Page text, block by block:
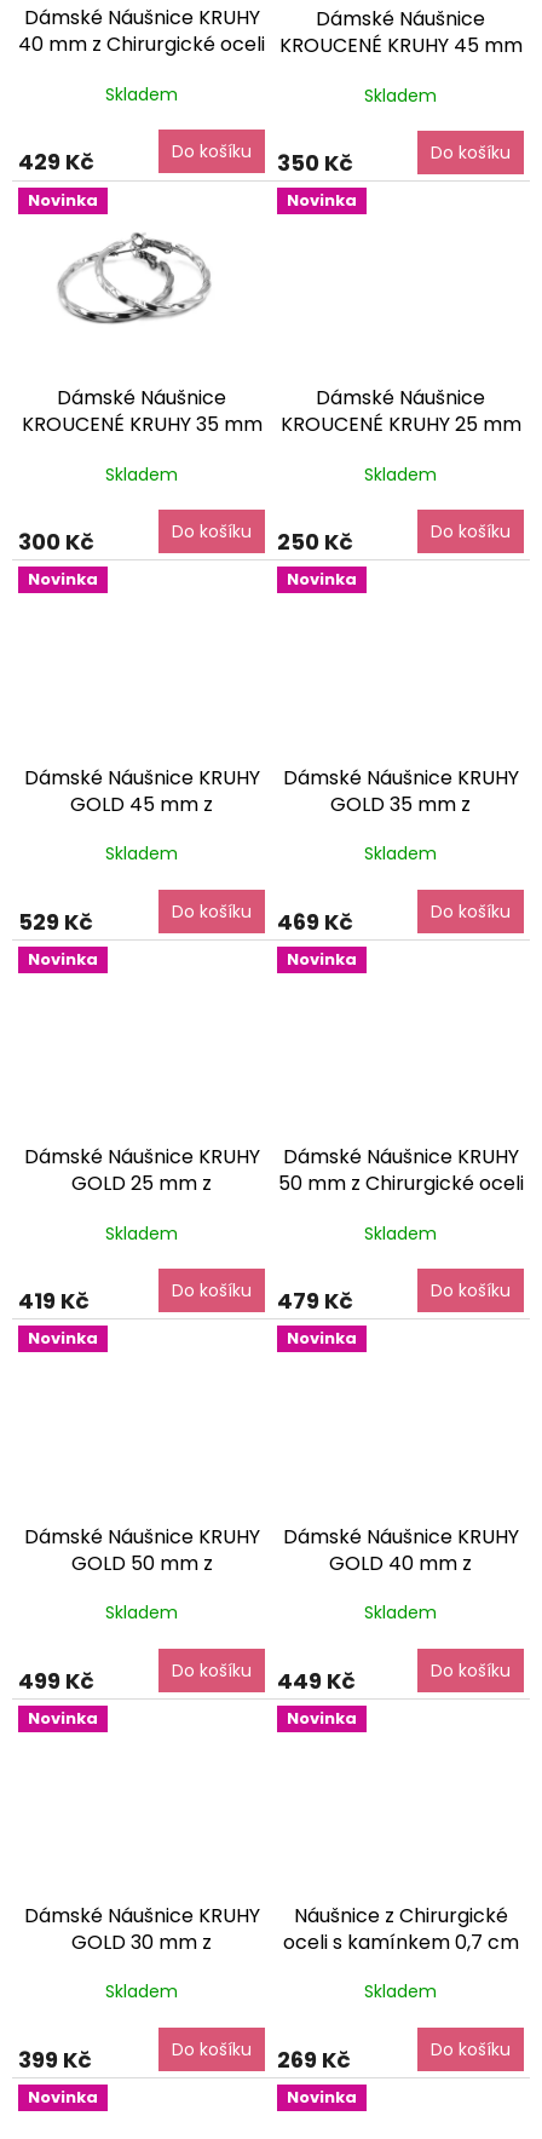
d
u
Dámské Náušnice KRUHY
40 mm z Chirurgické oceli
Skladem
429 Kč Do košíku
Dámské Náušnice
KROUCENÉ KRUHY 45 mm
dárkové balení zdarma
Skladem
350 Kč Do košíku
Novinka
Dámské Náušnice
KROUCENÉ KRUHY 35 mm
dárkové balení zdarma
Skladem
300 Kč Do košíku
Novinka
Dámské Náušnice
KROUCENÉ KRUHY 25 mm
dárkové balení zdarma
Skladem
250 Kč Do košíku
Novinka
Dámské Náušnice KRUHY
GOLD 45 mm z
balení zdarma
Skladem
529 Kč Do košíku
Novinka
Dámské Náušnice KRUHY
GOLD 35 mm z
balení zdarma
Skladem
469 Kč Do košíku
Novinka
Dámské Náušnice KRUHY
GOLD 25 mm z
balení zdarma
Skladem
419 Kč Do košíku
Novinka
Dámské Náušnice KRUHY
50 mm z Chirurgické oceli
Skladem
479 Kč Do košíku
Novinka
Dámské Náušnice KRUHY
GOLD 50 mm z
balení zdarma
Skladem
499 Kč Do košíku
Novinka
Dámské Náušnice KRUHY
GOLD 40 mm z
balení zdarma
Skladem
449 Kč Do košíku
Novinka
Dámské Náušnice KRUHY
GOLD 30 mm z
balení zdarma
Skladem
399 Kč Do košíku
Novinka
Náušnice z Chirurgické
oceli s kamínkem 0,7 cm
zdarma
Skladem
269 Kč Do košíku
Novinka Novinka